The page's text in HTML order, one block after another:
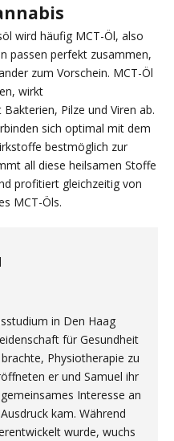
wird häufig MCT-Öl, also
passen perfekt zusammen,
zum Vorschein. MCT-Öl
wirkt
Pilze und Viren ab.
sich optimal mit dem
bestmöglich zur
all diese heilsamen Stoffe
profitiert gleichzeitig von
MCT-Öls.
in Den Haag
für Gesundheit
Physiotherapie zu
er und Samuel ihr
Interesse an
kam. Während
wurde, wuchs